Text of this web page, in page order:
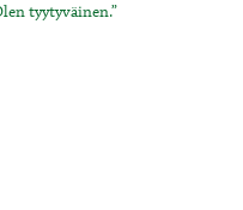
tyytyväinen.”